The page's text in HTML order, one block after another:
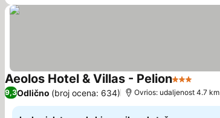
Aeolos Hotel & Villas - Pelion3 Zvezdice
9,3Odlično (broj ocena: 634) Ovrios: udaljenost 4.7 km